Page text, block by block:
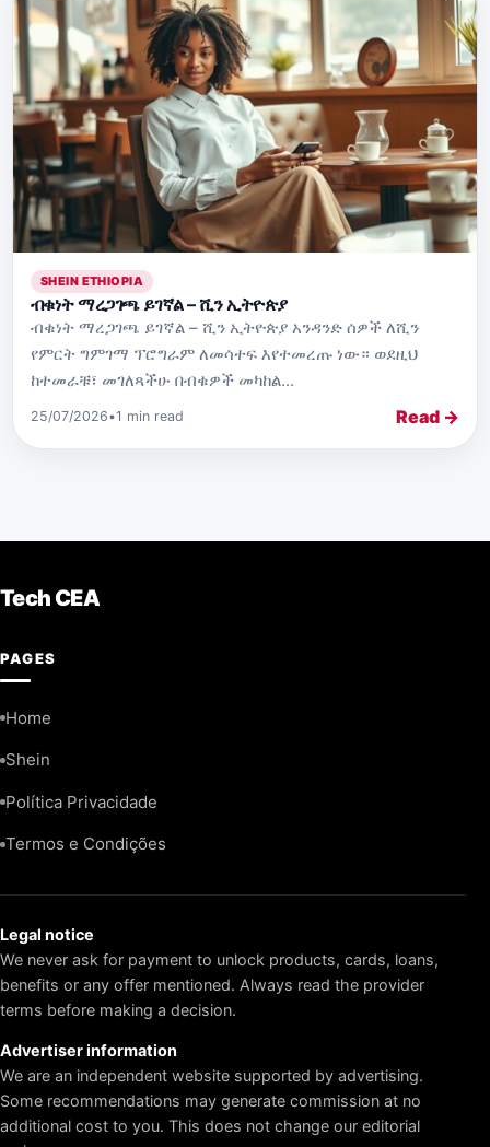
SHEIN ETHIOPIA
ብቁነት ማረጋገጫ ይገኛል – ሺን ኢትዮጵያ
ብቁነት ማረጋገጫ ይገኛል – ሺን ኢትዮጵያ አንዳንድ ሰዎች ለሺን
የምርት ግምገማ ፕሮግራም ለመሳተፍ እየተመረጡ ነው። ወደዚህ
ከተመራቹ፣ መገለጻችሁ በብቁዎች መካከል...
25/07/2026•1 min read Read →
Tech CEA
PAGES
Home
Shein
Política Privacidade
Termos e Condições
Legal notice
We never ask for payment to unlock products, cards, loans,
benefits or any offer mentioned. Always read the provider
terms before making a decision.
Advertiser information
We are an independent website supported by advertising.
Some recommendations may generate commission at no
additional cost to you. This does not change our editorial